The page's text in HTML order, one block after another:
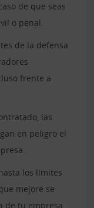
de que seas
o penal.
de la defensa
frente a
las
en peligro el
los límites
mejore se
de tu empresa,